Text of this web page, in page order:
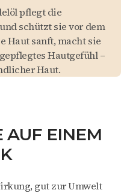
pflegt die
schützt sie vor dem
Haut sanft, macht sie
Hautgefühl –
Haut.
AUF EINEM
gut zur Umwelt